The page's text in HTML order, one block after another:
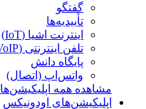
گفتگو
تأییدیه‌ها
اینترنت اشیا (IoT)
تلفن اینترنتی (VoIP)
پایگاه دانش
واتس‌اپ (اتصال)
مشاهده همه اپلیکیشن‌ها
اپلیکیشن‌های اودونیکس